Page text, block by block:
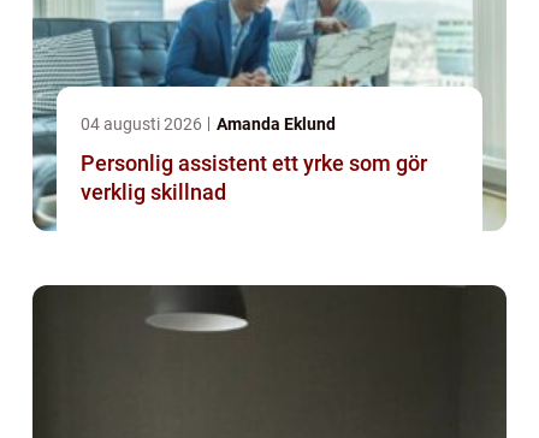
04 augusti 2026 Amanda Eklund
Personlig assistent ett yrke som gör
verklig skillnad